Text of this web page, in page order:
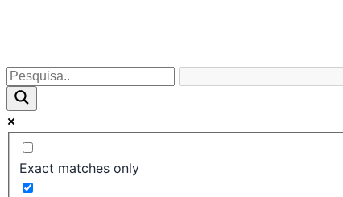
Exact matches only